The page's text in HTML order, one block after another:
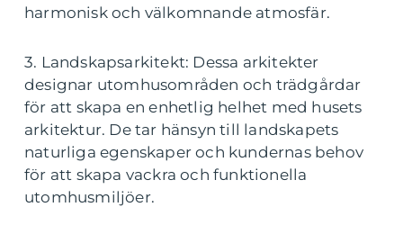
harmonisk och välkomnande atmosfär.
3. Landskapsarkitekt: Dessa arkitekter
designar utomhusområden och trädgårdar
för att skapa en enhetlig helhet med husets
arkitektur. De tar hänsyn till landskapets
naturliga egenskaper och kundernas behov
för att skapa vackra och funktionella
utomhusmiljöer.